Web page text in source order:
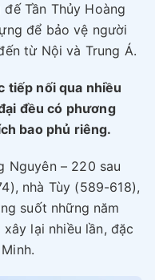
Tần Thủy Hoàng
để bảo vệ người
từ Nội và Trung Á.
tiếp nối qua nhiều
đều có phương
bao phủ riêng.
Nguyên – 220 sau
nhà Tùy (589-618),
suốt những năm
lại nhiều lần, đặc